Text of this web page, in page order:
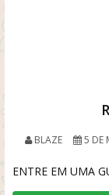
BLAZE 5 DE
ENTRE EM UMA